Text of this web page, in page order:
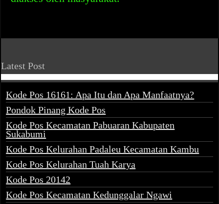
Latest Post
Kode Pos 16161: Apa Itu dan Apa Manfaatnya?
Pondok Pinang Kode Pos
Kode Pos Kecamatan Pabuaran Kabupaten
Sukabumi
Kode Pos Kelurahan Padaleu Kecamatan Kambu
Kode Pos Kelurahan Tuah Karya
Kode Pos 20142
Kode Pos Kecamatan Kedunggalar Ngawi